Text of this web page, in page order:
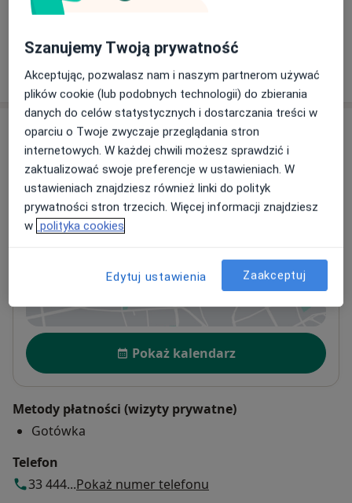
350 zł Szczegóły
W jaki sposób ustalane są ceny?
Adresy (3)
Adres 1 Online Adres 2
Indywidualna Praktyka Lekarska
Powiększ mapę
otwiera się w nowej karcie
Dostępność
Pokaż kalendarz
Metody płatności (wizyty prywatne)
Gotówka
Telefon
33 444...Pokaż numer telefonu
Szanujemy Twoją prywatność
Akceptując, pozwalasz nam i naszym partnerom używać
plików cookie (lub podobnych technologii) do zbierania
danych do celów statystycznych i dostarczania treści w
oparciu o Twoje zwyczaje przeglądania stron
internetowych. W każdej chwili możesz sprawdzić i
zaktualizować swoje preferencje w ustawieniach. W
ustawieniach znajdziesz również linki do polityk
prywatności stron trzecich. Więcej informacji znajdziesz
w polityka cookies
Edytuj ustawienia Zaakceptuj